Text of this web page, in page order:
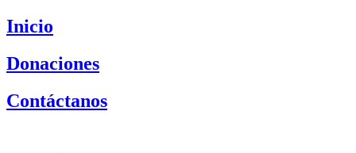
Saltar
al
Inicio
Donaciones
Contáctanos